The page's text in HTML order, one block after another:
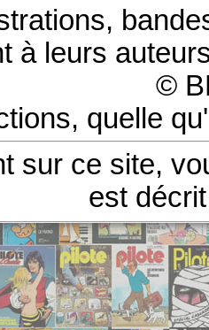
à leurs
©
quelle
sur ce site,
est